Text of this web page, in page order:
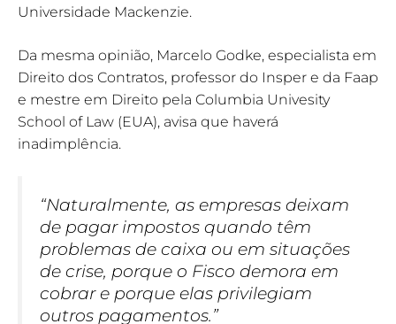
Universidade Mackenzie.
Da mesma opinião, Marcelo Godke, especialista em
Direito dos Contratos, professor do Insper e da Faap
e mestre em Direito pela Columbia Univesity
School of Law (EUA), avisa que haverá
inadimplência.
“Naturalmente, as empresas deixam
de pagar impostos quando têm
problemas de caixa ou em situações
de crise, porque o Fisco demora em
cobrar e porque elas privilegiam
outros pagamentos.”